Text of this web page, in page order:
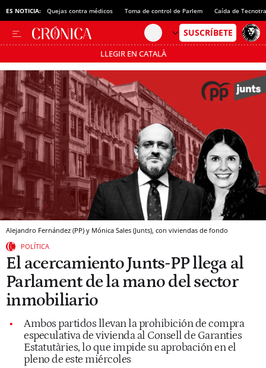
ES NOTICIA: Quejas contra médicos Toma de control de Parlem Caída de
LLEGIR EN CATALÀ
Pásate al MODO AHORRO
Alejandro Fernández (PP) y Mónica Sales (Junts), con viviendas de fondo
POLÍTICA
El acercamiento Junts-PP llega al
Parlament de la mano del sector
inmobiliario
Ambos partidos llevan la prohibición de compra
especulativa de vivienda al Consell de Garanties
Estatutàries, lo que impide su aprobación en el
pleno de este miércoles